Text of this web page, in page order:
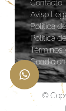
Contacto
Aviso
Política
Política
Términos
©